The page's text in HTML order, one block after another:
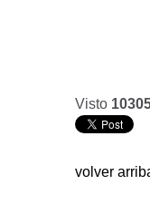
Visto
volver